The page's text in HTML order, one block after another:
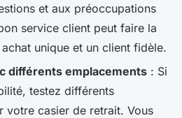
et aux préoccupations
service client peut faire la
unique et un client fidèle.
différents emplacements : Si
testez différents
votre casier de retrait. Vous